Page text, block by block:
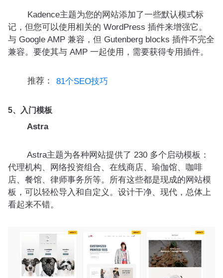
Kadence主题为您的网站添加了一些默认模式标
记，但您可以使用相关的 WordPress 插件来增强它。
与 Google AMP 兼容，但 Gutenberg blocks 插件不完全
兼容。要使其与 AMP 一起使用，需要获得专用插件。
推荐： 81个SEO技巧
5、入门模板
Astra
Astra主题为各种网站提供了 230 多个启动模板：
代理机构、网络投资组合、在线商店、瑜伽馆、咖啡
店、餐馆、律师事务所等。所有这些都是现成的网站模
板，可以轻松导入和自定义。设计干净、现代，总体上
看起来不错。